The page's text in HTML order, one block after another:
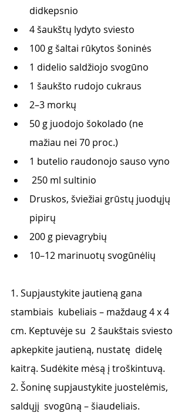
didkepsnio
4 šaukštų lydyto sviesto
100 g šaltai rūkytos šoninės
1 didelio saldžiojo svogūno
1 šaukšto rudojo cukraus
2–3 morkų
50 g juodojo šokolado (ne
mažiau nei 70 proc.)
1 butelio raudonojo sauso vyno
250 ml sultinio
Druskos, šviežiai grūstų juodųjų
pipirų
200 g pievagrybių
10–12 marinuotų svogūnėlių
1. Supjaustykite jautieną gana
stambiais  kubeliais – maždaug 4 x 4
cm. Keptuvėje su  2 šaukštais sviesto
apkepkite jautieną, nustatę  didelę
kaitrą. Sudėkite mėsą į troškintuvą.
2. Šoninę supjaustykite juostelėmis,
saldųjį  svogūną – šiaudeliais.